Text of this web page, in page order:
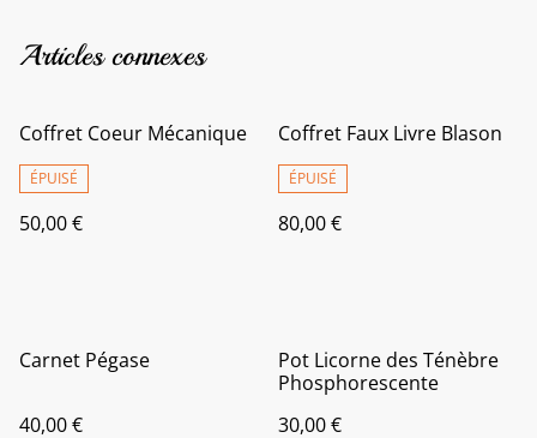
Articles connexes
Coffret Coeur Mécanique
ÉPUISÉ
50,00 €
Coffret Faux Livre Blason
ÉPUISÉ
80,00 €
Carnet Pégase
40,00 €
Pot Licorne des Ténèbre
Phosphorescente
30,00 €